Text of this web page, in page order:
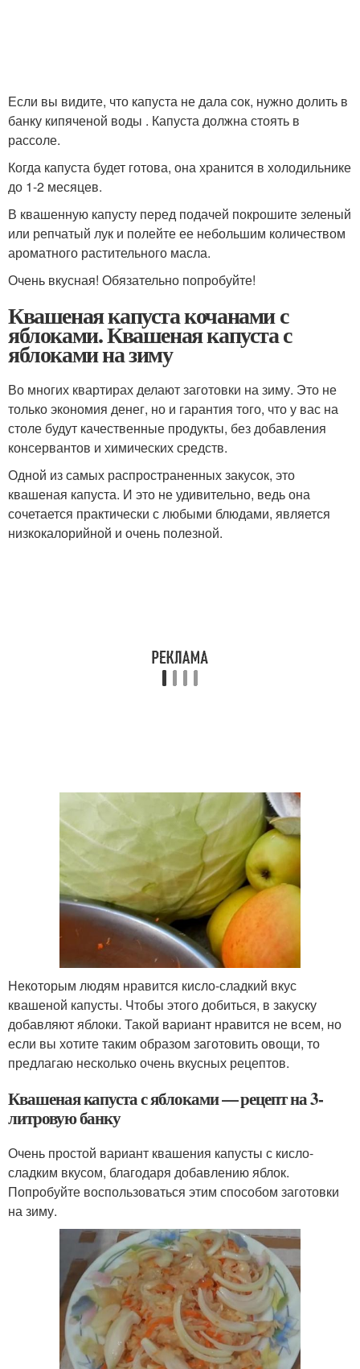
Если вы видите, что капуста не дала сок, нужно долить в
банку кипяченой воды . Капуста должна стоять в
рассоле.
Когда капуста будет готова, она хранится в холодильнике
до 1-2 месяцев.
В квашенную капусту перед подачей покрошите зеленый
или репчатый лук и полейте ее небольшим количеством
ароматного растительного масла.
Очень вкусная! Обязательно попробуйте!
Квашеная капуста кочанами с
яблоками. Квашеная капуста с
яблоками на зиму
Во многих квартирах делают заготовки на зиму. Это не
только экономия денег, но и гарантия того, что у вас на
столе будут качественные продукты, без добавления
консервантов и химических средств.
Одной из самых распространенных закусок, это
квашеная капуста. И это не удивительно, ведь она
сочетается практически с любыми блюдами, является
низкокалорийной и очень полезной.
Некоторым людям нравится кисло-сладкий вкус
квашеной капусты. Чтобы этого добиться, в закуску
добавляют яблоки. Такой вариант нравится не всем, но
если вы хотите таким образом заготовить овощи, то
предлагаю несколько очень вкусных рецептов.
Квашеная капуста с яблоками — рецепт на 3-
литровую банку
Очень простой вариант квашения капусты с кисло-
сладким вкусом, благодаря добавлению яблок.
Попробуйте воспользоваться этим способом заготовки
на зиму.